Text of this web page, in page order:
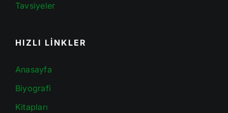
Tavsiyeler
HIZLI LİNKLER
Anasayfa
Biyografi
Kitapları